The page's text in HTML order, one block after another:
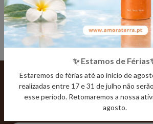
Subscreva a newsletter Amor à Terra
mais saudável com informações,
✨ Estamos de
Estaremos de férias até ao início de
realizadas entre 17 e 31 de julho não
esse período. Retomaremos a nossa
agosto.